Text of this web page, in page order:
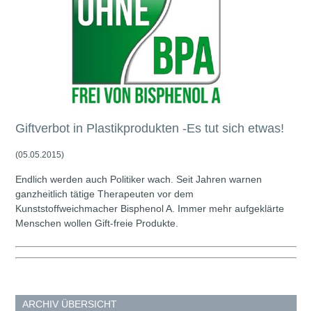
Giftverbot in Plastikprodukten -Es tut sich etwas!
(05.05.2015)
Endlich werden auch Politiker wach. Seit Jahren warnen
ganzheitlich tätige Therapeuten vor dem
Kunststoffweichmacher Bisphenol A. Immer mehr aufgeklärte
Menschen wollen Gift-freie Produkte.
ARCHIV ÜBERSICHT